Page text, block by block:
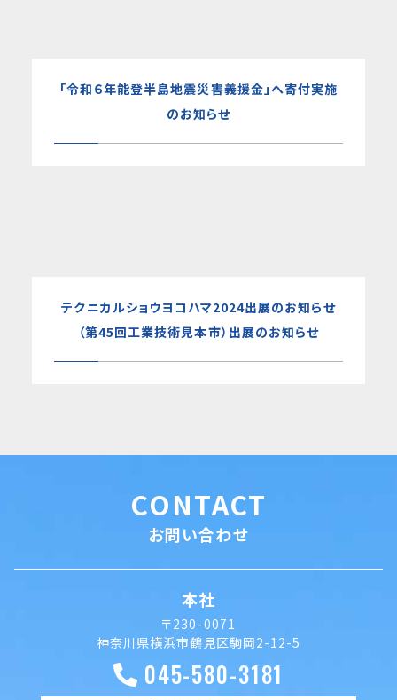
「令和６年能登半島地震災害義援金」へ寄付実施
のお知らせ
テクニカルショウヨコハマ2024出展のお知らせ
（第45回工業技術見本市）出展のお知らせ
CONTACT
お問い合わせ
本社
〒230-0071
神奈川県横浜市鶴見区駒岡2-12-5
045-580-3181